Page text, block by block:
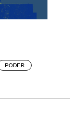
PODER